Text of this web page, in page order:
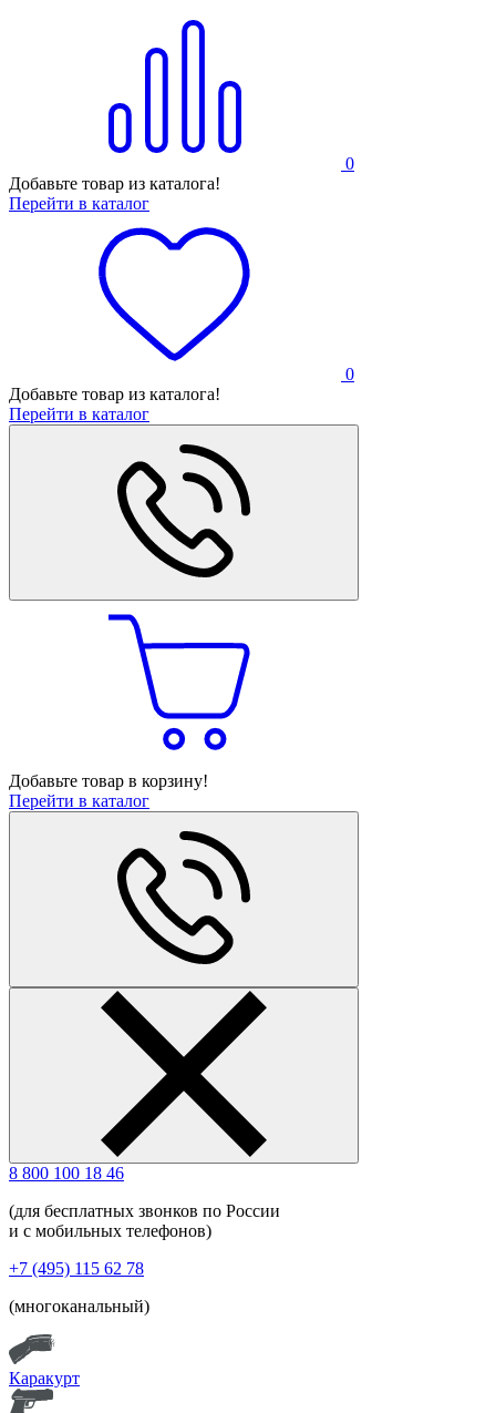
0
Добавьте товар из каталога!
Перейти в каталог
0
Добавьте товар из каталога!
Перейти в каталог
Добавьте товар в корзину!
Перейти в каталог
8 800 100 18 46
(для бесплатных звонков по России
и с мобильных телефонов)
+7 (495) 115 62 78
(многоканальный)
Каракурт